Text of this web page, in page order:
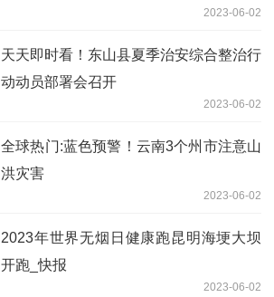
2023-06-02
天天即时看！东山县夏季治安综合整治行
动动员部署会召开
2023-06-02
全球热门:蓝色预警！云南3个州市注意山
洪灾害
2023-06-02
2023年世界无烟日健康跑昆明海埂大坝
开跑_快报
2023-06-02